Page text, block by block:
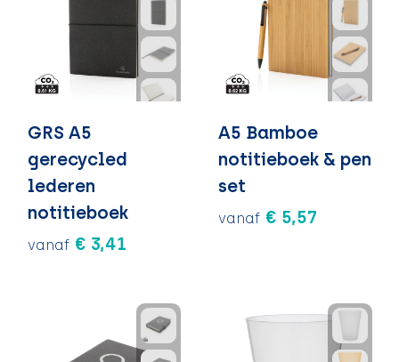
GRS A5
gerecycled
lederen
notitieboek
vanaf € 3,41
A5 Bamboe
notitieboek & pen
set
vanaf € 5,57